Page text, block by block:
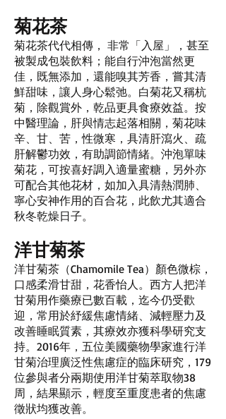
菊花茶
菊花茶代代相傳， 非常「入屋」，甚至
被製成包裝飲料；能自行沖泡當然更
佳，既無添加，還能嗅其芳香，嘗其清
鮮甜味，讓人身心鬆弛。白菊花又稱杭
菊，除觀賞外，乾品更具食療效益。按
中醫理論，肝與情志起落相關，菊花味
辛、甘、苦，性微寒，具清肝瀉火、疏
肝解鬱功效，有助調節情緒。沖泡單味
菊花，可按喜好調入適量蜜糖，另外亦
可配合其他花材，如加入具清熱潤肺、
寧心安神作用的百合花，此飲尤其適合
秋冬乾燥日子。
洋甘菊茶
洋甘菊茶（Chamomile Tea）顏色微棕，
口感柔滑甘甜，花香怡人。西方人把洋
甘菊用作藥療已數百載，迄今仍受歡
迎，常用於紓緩焦慮情緒、減輕壓力及
改善睡眠質素，其療效亦獲科學研究支
持。2016年，五位美國藥物學家進行洋
甘菊治理廣泛性焦慮症的臨床研究，179
位參與者分兩期使用洋甘菊萃取物38
周，結果顯示，輕度至重度患者的焦慮
徵狀均獲改善。